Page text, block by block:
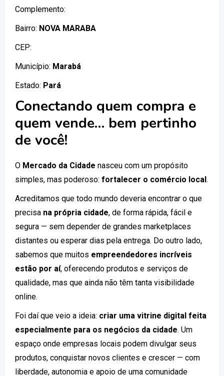
Complemento:
Bairro: NOVA MARABA
CEP:
Município: Marabá
Estado: Pará
Conectando quem compra e
quem vende… bem pertinho
de você!
O Mercado da Cidade nasceu com um propósito
simples, mas poderoso: fortalecer o comércio local.
Acreditamos que todo mundo deveria encontrar o que
precisa na própria cidade, de forma rápida, fácil e
segura — sem depender de grandes marketplaces
distantes ou esperar dias pela entrega. Do outro lado,
sabemos que muitos empreendedores incríveis
estão por aí, oferecendo produtos e serviços de
qualidade, mas que ainda não têm tanta visibilidade
online.
Foi daí que veio a ideia: criar uma vitrine digital feita
especialmente para os negócios da cidade. Um
espaço onde empresas locais podem divulgar seus
produtos, conquistar novos clientes e crescer — com
liberdade, autonomia e apoio de uma comunidade